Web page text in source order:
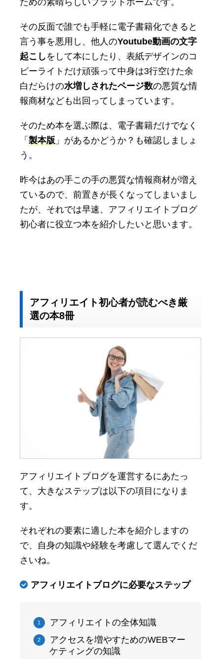
ための素晴らしいプラットホームです。
その反面で誰でも手軽に電子書籍化できると
言う事を悪用し、他人のYoutube動画の文字
起こし をして本にしたり、表紙デザインのコ
ピーライトだけ頑張って中身は3行空けた余
白だらけの水増しされたページ数の悪質な情
報商材なども出回ってしまっています。
そのため本を選ぶ際は、電子書籍だけでなく
「 製本版 」があるかどうか？も確認しましょ
う。
昨今はあの手この手の悪質な情報商材が増え
ているので、前置きが長くなってしまいまし
たが、それでは早速、アフィリエイトブログ
初心者に役立つ本を紹介したいと思います。
アフィリエイト初心者が読むべき厳
選の本8冊
アフィリエイトブログを運営するにあたっ
て、大きなステップは以下の項目になりま
す。
それぞれの要素に適した本を紹介しますの
で、自身の知識や経験を考慮して選んでくだ
さいね。
アフィリエイトブログに必要なステップ
アフィリエイトの全体知識
アクセスを増やすためのWEBマー
ケティングの知識